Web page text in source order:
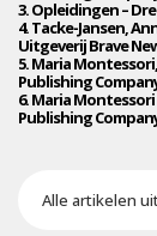
3. Opleidingen –
4. Tacke-Jansen,
Uitgeverij Brave
5. Maria
Publishing
6. Maria
Publishing
Alle artikelen